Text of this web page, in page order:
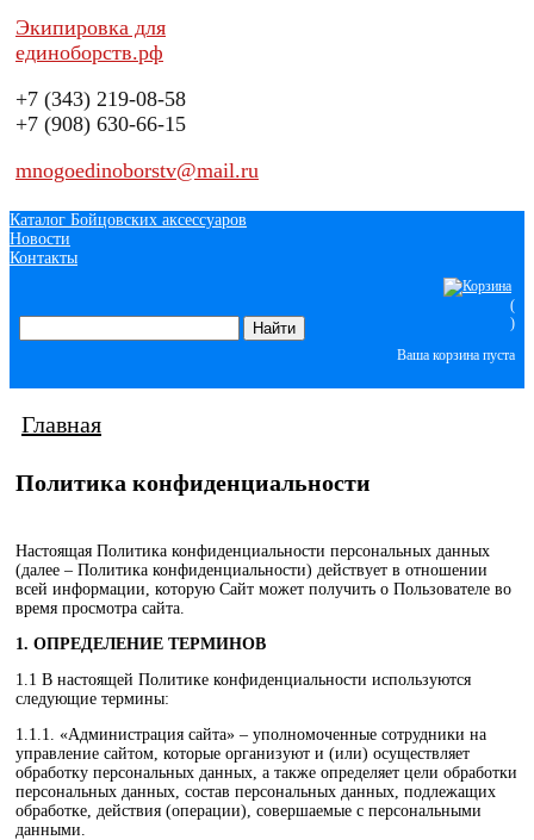
Экипировка для
единоборств.рф
+7 (343) 219-08-58
+7 (908) 630-66-15
mnogoedinoborstv@mail.ru
Каталог Бойцовских аксессуаров
Новости
Контакты
(
)
Ваша корзина пуста
Главная
Политика конфиденциальности
Настоящая Политика конфиденциальности персональных данных
(далее – Политика конфиденциальности) действует в отношении
всей информации, которую Сайт может получить о Пользователе во
время просмотра сайта.
1. ОПРЕДЕЛЕНИЕ ТЕРМИНОВ
1.1 В настоящей Политике конфиденциальности используются
следующие термины:
1.1.1. «Администрация сайта» – уполномоченные сотрудники на
управление сайтом, которые организуют и (или) осуществляет
обработку персональных данных, а также определяет цели обработки
персональных данных, состав персональных данных, подлежащих
обработке, действия (операции), совершаемые с персональными
данными.